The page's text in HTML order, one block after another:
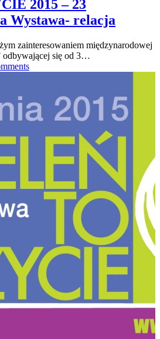
2015 – 23
Wystawa- relacja
zainteresowaniem międzynarodowej
odbywającej się od 3…